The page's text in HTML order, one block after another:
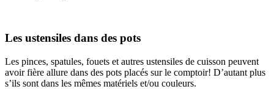
Les ustensiles dans des pots
Les pinces, spatules, fouets et autres ustensiles de cuisson peuvent
avoir fière allure dans des pots placés sur le comptoir! D’autant plus
s’ils sont dans les mêmes matériels et/ou couleurs.